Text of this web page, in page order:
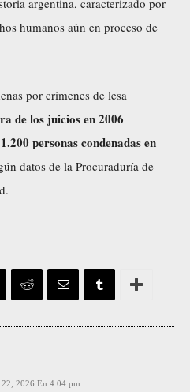
argentina, caracterizado por
humanos aún en proceso de
por crímenes de lesa
de los juicios en 2006
personas condenadas en
datos de la Procuraduría de
2026 En 4:04 pm